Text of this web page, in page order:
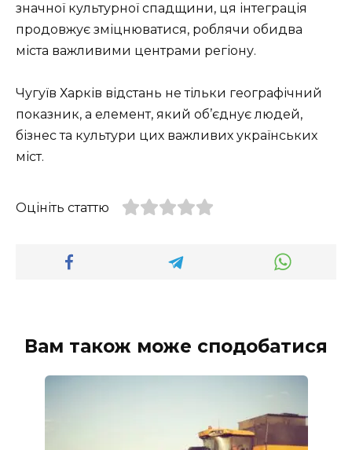
значної культурної спадщини, ця інтеграція
продовжує зміцнюватися, роблячи обидва
міста важливими центрами регіону.
Чугуїв Харків відстань не тільки географічний
показник, а елемент, який об’єднує людей,
бізнес та культури цих важливих українських
міст.
Оцініть статтю
Вам також може сподобатися